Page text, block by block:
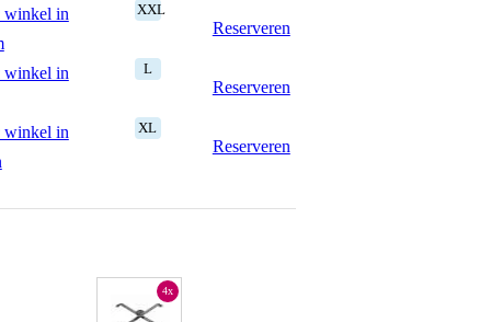
winkel in
XXL
Reserveren
winkel in
L
Reserveren
winkel in
XL
Reserveren
4x